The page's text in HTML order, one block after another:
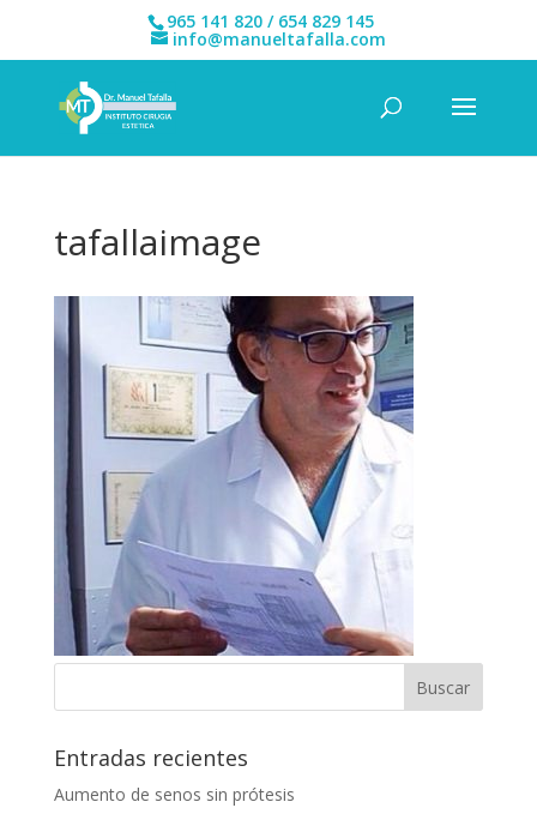
965 141 820 / 654 829 145
info@manueltafalla.com
tafallaimage
Entradas recientes
Aumento de senos sin prótesis